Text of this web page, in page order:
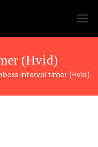
(Hvid)
interval timer (Hvid)